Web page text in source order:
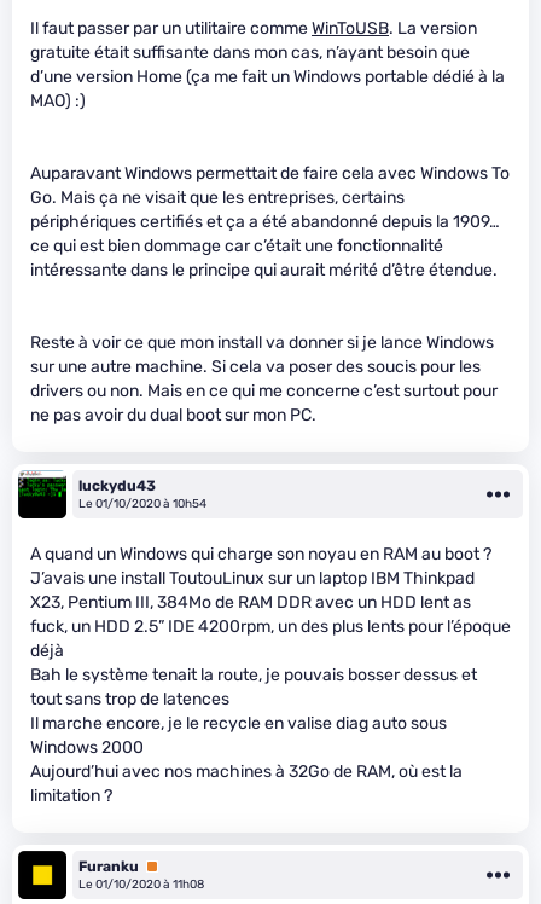
Il faut passer par un utilitaire commeWinToUSB. La version
gratuite était suffisante dans mon cas, n’ayant besoin que
d’une version Home (ça me fait un Windows portable dédié à la
MAO) :)
Auparavant Windows permettait de faire cela avec Windows To
Go. Mais ça ne visait que les entreprises, certains
périphériques certifiés et ça a été abandonné depuis la 1909…
ce qui est bien dommage car c’était une fonctionnalité
intéressante dans le principe qui aurait mérité d’être étendue.
Reste à voir ce que mon install va donner si je lance Windows
sur une autre machine. Si cela va poser des soucis pour les
drivers ou non. Mais en ce qui me concerne c’est surtout pour
ne pas avoir du dual boot sur mon PC.
luckydu43
Le 01/10/2020 à 10h54
A quand un Windows qui charge son noyau en RAM au boot ?
J’avais une install ToutouLinux sur un laptop IBM Thinkpad
X23, Pentium III, 384Mo de RAM DDR avec un HDD lent as
fuck, un HDD 2.5” IDE 4200rpm, un des plus lents pour l’époque
déjà
Bah le système tenait la route, je pouvais bosser dessus et
tout sans trop de latences
Il marche encore, je le recycle en valise diag auto sous
Windows 2000
Aujourd’hui avec nos machines à 32Go de RAM, où est la
limitation ?
Furanku
Premium
Le 01/10/2020 à 11h08